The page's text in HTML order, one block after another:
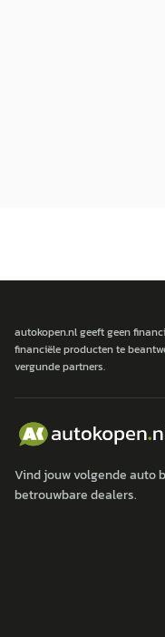
autokopen.nl geeft geen
financiële producten te
vergunde partners.
Vind jouw volgende auto
betrouwbare dealers.